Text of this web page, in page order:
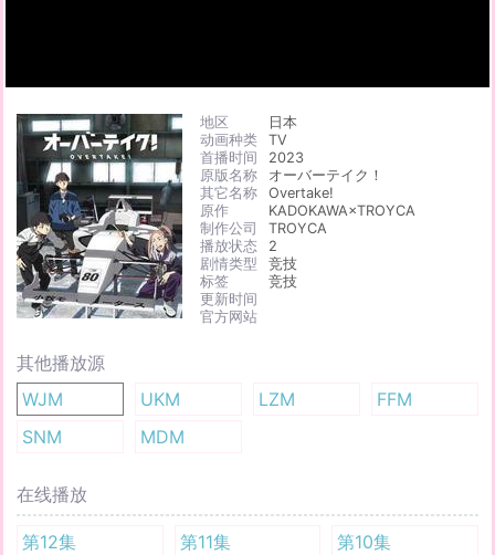
地区
日本
动画种类
TV
首播时间
2023
原版名称
オーバーテイク！
其它名称
Overtake!
原作
KADOKAWA×TROYCA
制作公司
TROYCA
播放状态
2
剧情类型
竞技
标签
竞技
更新时间
官方网站
其他播放源
WJM
UKM LZM
FFM
SNM
MDM
在线播放
第12集 第11集
第10集